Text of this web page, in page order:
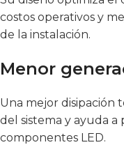
costos operativos y
de la instalación.
Menor
Una mejor disipación
del sistema y ayuda
componentes LED.